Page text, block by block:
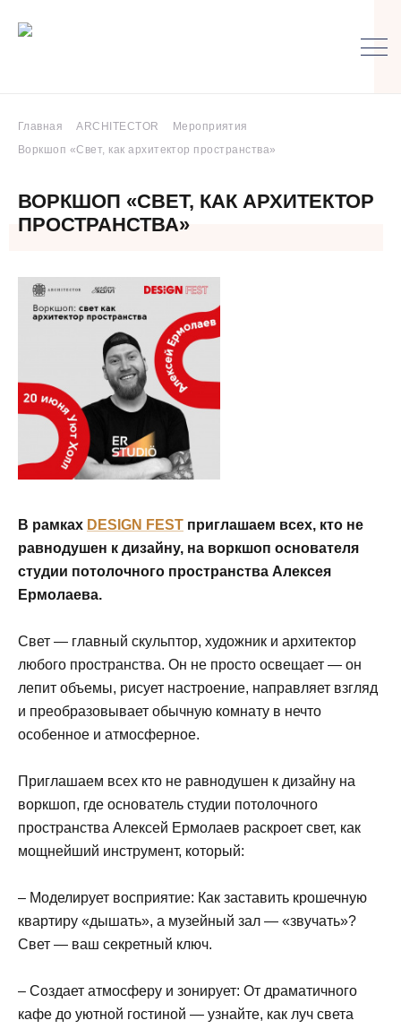
Главная ARCHITECTOR
Мероприятия
Воркшоп «Свет, как архитектор пространства»
ВОРКШОП «СВЕТ, КАК АРХИТЕКТОР
ПРОСТРАНСТВА»
В рамках DESIGN FEST приглашаем всех, кто не
равнодушен к дизайну, на воркшоп основателя
студии потолочного пространства Алексея
Ермолаева.
Свет — главный скульптор, художник и архитектор
любого пространства. Он не просто освещает — он
лепит объемы, рисует настроение, направляет взгляд
и преобразовывает обычную комнату в нечто
особенное и атмосферное.
Приглашаем всех кто не равнодушен к дизайну на
воркшоп, где основатель студии потолочного
пространства Алексей Ермолаев раскроет свет, как
мощнейший инструмент, который:
– Моделирует восприятие: Как заставить крошечную
квартиру «дышать», а музейный зал — «звучать»?
Свет — ваш секретный ключ.
– Создает атмосферу и зонирует: От драматичного
кафе до уютной гостиной — узнайте, как луч света